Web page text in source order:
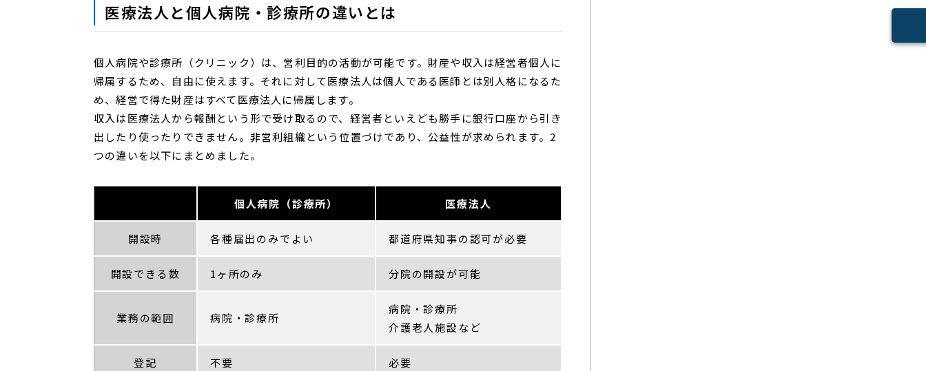
医療法人と個人病院・診療所の違いとは
個人病院や診療所（クリニック）は、営利目的の活動が可能です。財産や収入は経営者個人に
帰属するため、自由に使えます。それに対して医療法人は個人である医師とは別人格になるた
め、経営で得た財産はすべて医療法人に帰属します。
収入は医療法人から報酬という形で受け取るので、経営者といえども勝手に銀行口座から引き
出したり使ったりできません。非営利組織という位置づけであり、公益性が求められます。2
つの違いを以下にまとめました。
個人病院（診療所） 医療法人
開設時 各種届出のみでよい 都道府県知事の認可が必要
開設できる数 1ヶ所のみ 分院の開設が可能
業務の範囲 病院・診療所
病院・診療所
介護老人施設など
登記 不要 必要